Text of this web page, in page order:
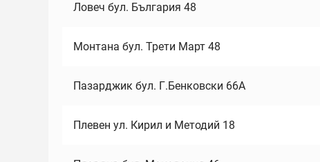
Ловеч бул. България 48
Монтана бул. Трети Март 48
Пазарджик бул. Г.Бенковски 66А
Плевен ул. Кирил и Методий 18